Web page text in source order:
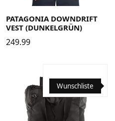
PATAGONIA DOWNDRIFT
VEST (DUNKELGRÜN)
249.99
Wunschliste